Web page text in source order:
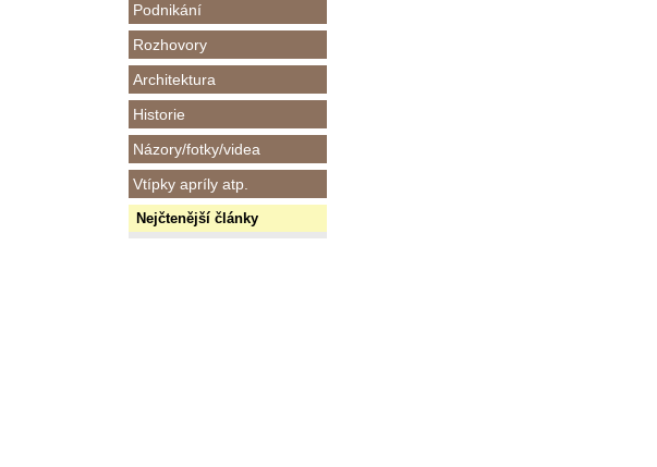
Podnikání
Rozhovory
Architektura
Historie
Názory/fotky/videa
Vtípky apríly atp.
Nejčtenější články